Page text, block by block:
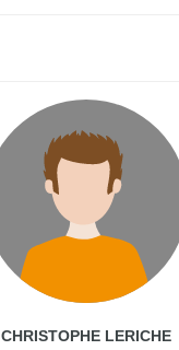
CHRISTOPHE LERICHE